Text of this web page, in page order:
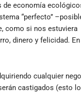
de economía
“perfecto”
como si nos estuviera
dinero y felicidad.
cualquier
castigados (esto